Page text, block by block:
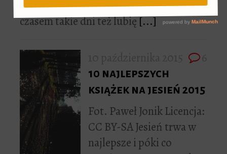
niekoniecznie deszczowa i szara (choć
czasem takie dni też lubię[...]
10 najlepszych
książek na jesień 2015
Fot. Paweł Jonik Licencja:
CC BY-SA Jesień trwa w
najlepsze i póki co